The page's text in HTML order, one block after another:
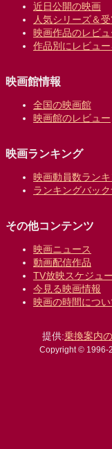
近日公開の映画
人気シリーズ＆
映画作品のレビュ
作品別にレビュ
映画館情報
全国の映画館
映画館のレビュー
映画ランキング
映画動員数ラン
ランキングバッ
その他コンテンツ
映画ニュース
動画配信作品
TV放映スケジュ
今見る映画情報
映画の時間につい
提供:乗換案内
Copyright © 1996-